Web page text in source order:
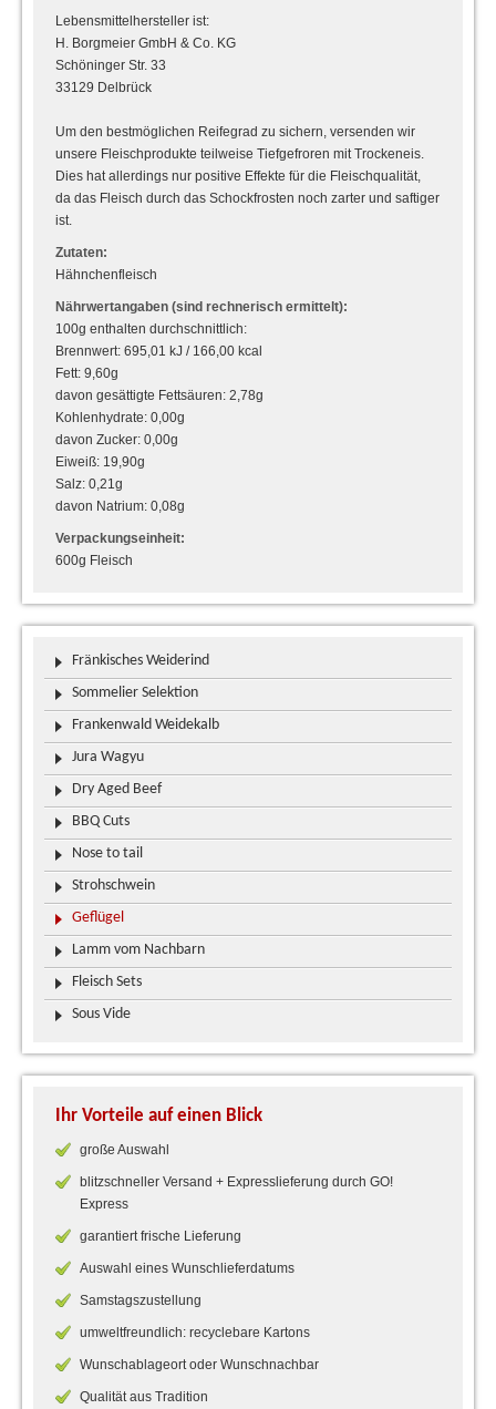
Lebensmittelhersteller ist:
H. Borgmeier GmbH & Co. KG
Schöninger Str. 33
33129 Delbrück
Um den bestmöglichen Reifegrad zu sichern, versenden wir
unsere Fleischprodukte teilweise Tiefgefroren mit Trockeneis.
Dies hat allerdings nur positive Effekte für die Fleischqualität,
da das Fleisch durch das Schockfrosten noch zarter und saftiger
ist.
Zutaten:
Hähnchenfleisch
Nährwertangaben (sind rechnerisch ermittelt):
100g enthalten durchschnittlich:
Brennwert: 695,01 kJ / 166,00 kcal
Fett: 9,60g
davon gesättigte Fettsäuren: 2,78g
Kohlenhydrate: 0,00g
davon Zucker: 0,00g
Eiweiß: 19,90g
Salz: 0,21g
davon Natrium: 0,08g
Verpackungseinheit:
600g Fleisch
Fränkisches Weiderind
Sommelier Selektion
Frankenwald Weidekalb
Jura Wagyu
Dry Aged Beef
BBQ Cuts
Nose to tail
Strohschwein
Geflügel
Lamm vom Nachbarn
Fleisch Sets
Sous Vide
Ihr Vorteile auf einen Blick
große Auswahl
blitzschneller Versand + Expresslieferung durch GO!
Express
garantiert frische Lieferung
Auswahl eines Wunschlieferdatums
Samstagszustellung
umweltfreundlich: recyclebare Kartons
Wunschablageort oder Wunschnachbar
Qualität aus Tradition